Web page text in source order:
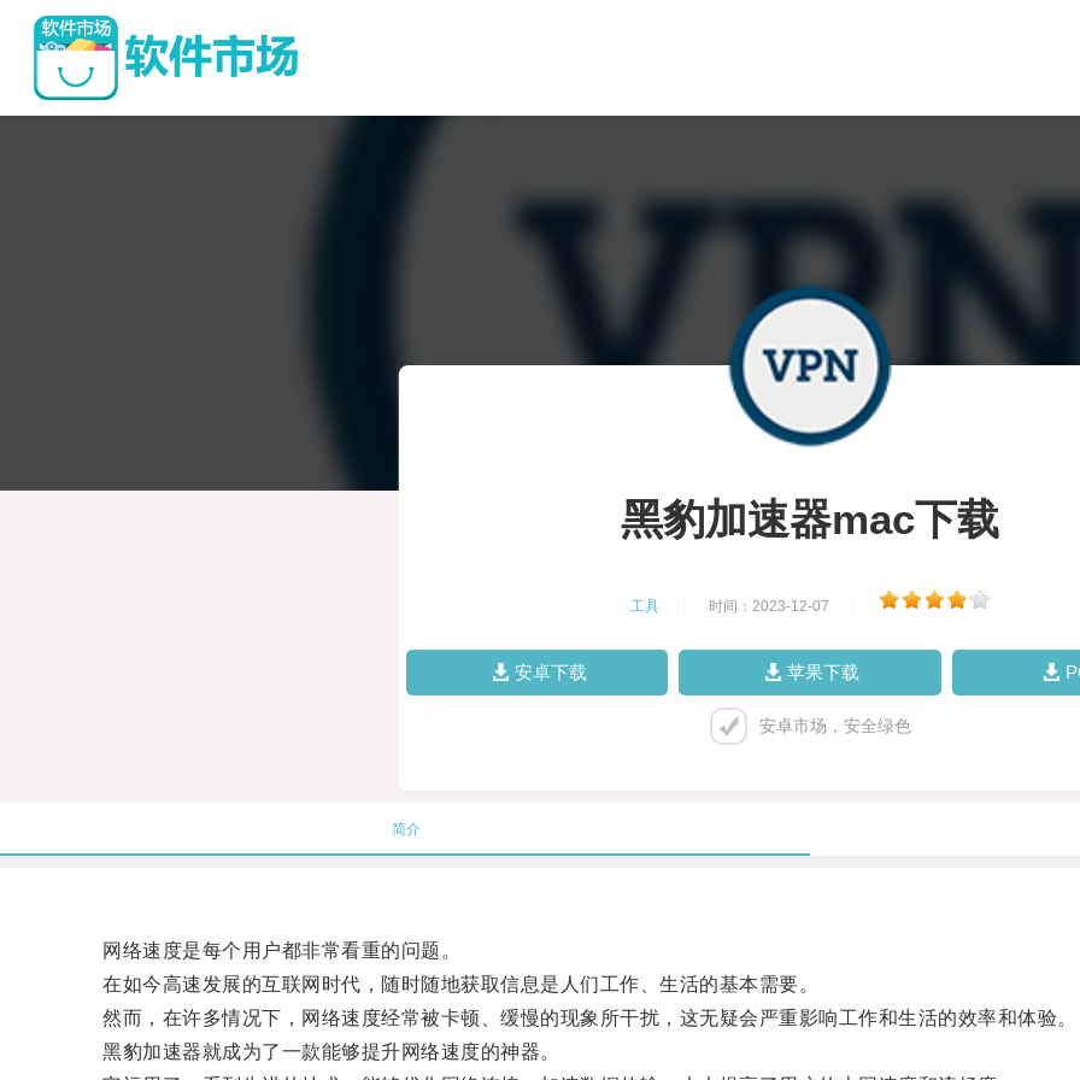
黑豹加速器mac下载
工具 时间：2023-12-07
安卓下载 苹果下载
安卓市场，安全绿色
简介
网络速度是每个用户都非常看重的问题。
在如今高速发展的互联网时代，随时随地获取信息是人们工作、生活的基本需要。
然而，在许多情况下，网络速度经常被卡顿、缓慢的现象所干扰，这无疑会严重影响工作和生活的效率和体验。
黑豹加速器就成为了一款能够提升网络速度的神器。